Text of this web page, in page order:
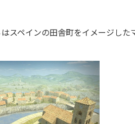
ペインの田舎町をイメージした